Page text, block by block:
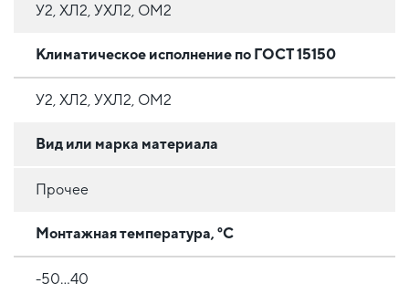
У2, ХЛ2, УХЛ2, ОМ2
Климатическое исполнение по ГОСТ 15150
У2, ХЛ2, УХЛ2, ОМ2
Вид или марка материала
Прочее
Монтажная температура, °C
-50...40